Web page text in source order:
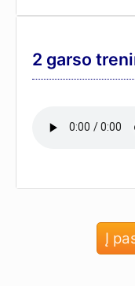
2 garso
Į